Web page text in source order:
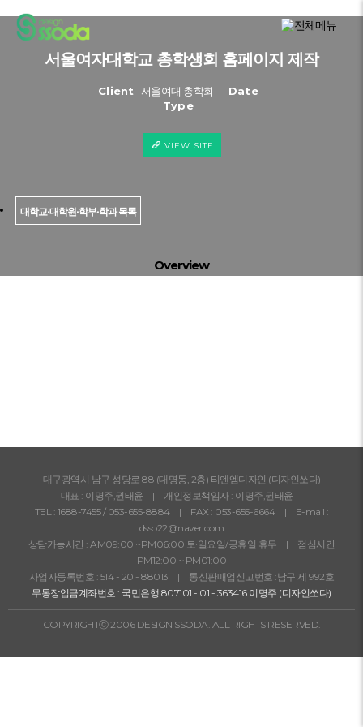
서울여자대학교 총학생회 홈페이지 제작
Client 서울여대 총학회
Date
Type
VIEW SITE
대학교·대학원·학부·학과 목록
Overview
대구광역시 남구 성당로 88 (대명동, 2층) 티엔엠디자인 (디자인쏘다)
대표 : 이명주,권태윤 | 개인정보책임자 : 이명주,권태윤
TEL : 1688-7455/ 053-655-8884| FAX : 053-655-6664 | E-mail :
dsso22@naver.com
상담가능시간 : AM09:00 ~PM06:00 토·일요일/공휴일 휴무 | 점심시간
PM12:00 ~ PM01:00
사업자등록번호 : 514 - 20 - 88013 | 통신판매업신고번호 :남구 제 992호
무통장입금계좌번호 : 국민은행 807101 - 01 - 363416 이명주 (디자인쏘다)
COPYRIGHTⓒ 2006 DESIGN SSODA. ALL RIGHTS RESERVED.